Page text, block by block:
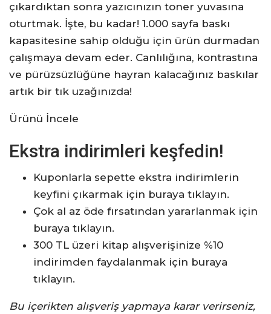
çıkardıktan sonra yazıcınızın toner yuvasına
oturtmak. İşte, bu kadar! 1.000 sayfa baskı
kapasitesine sahip olduğu için ürün durmadan
çalışmaya devam eder. Canlılığına, kontrastına
ve pürüzsüzlüğüne hayran kalacağınız baskılar
artık bir tık uzağınızda!
Ürünü İncele
Ekstra indirimleri keşfedin!
Kuponlarla sepette ekstra indirimlerin
keyfini çıkarmak için buraya tıklayın.
Çok al az öde fırsatından yararlanmak için
buraya tıklayın.
300 TL üzeri kitap alışverişinize %10
indirimden faydalanmak için buraya
tıklayın.
Bu içerikten alışveriş yapmaya karar verirseniz,